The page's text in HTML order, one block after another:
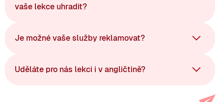
vaše lekce uhradit?
Je možné vaše služby reklamovat?
Uděláte pro nás lekci i v angličtině?